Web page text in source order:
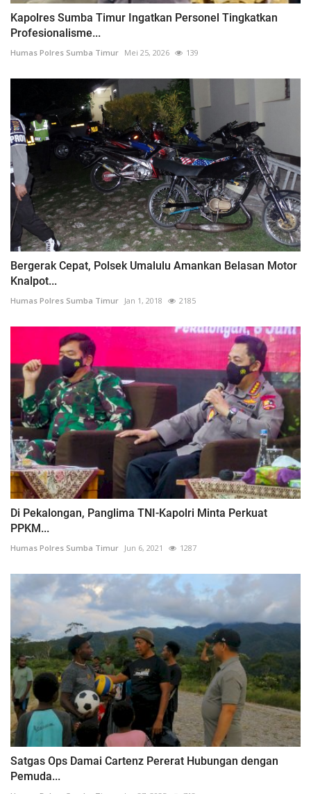
Kapolres Sumba Timur Ingatkan Personel Tingkatkan
Profesionalisme...
Humas Polres Sumba Timur Mei 25, 2026 139
Bergerak Cepat, Polsek Umalulu Amankan Belasan Motor
Knalpot...
Humas Polres Sumba Timur Jan 1, 2018 2185
Di Pekalongan, Panglima TNI-Kapolri Minta Perkuat
PPKM...
Humas Polres Sumba Timur Jun 6, 2021 1287
Satgas Ops Damai Cartenz Pererat Hubungan dengan
Pemuda...